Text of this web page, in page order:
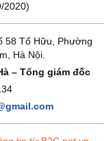
2020)
58 Tố Hữu, Phường
Hà Nội.
– Tổng giám đốc